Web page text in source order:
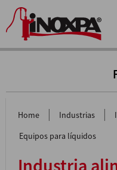
Home | Industrias |
Equipos para líquidos
Industria